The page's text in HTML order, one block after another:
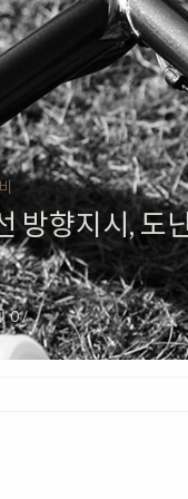
방향지시, 도
0/